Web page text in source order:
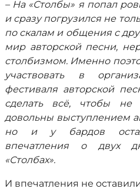
– На «Столбы» я попал
и сразу погрузился не
по скалам и общения с
мир авторской песни,
столбизмом. Именно
участвовать в
фестиваля авторской
сделать всё, чтобы не
довольны выступлением
но и у бардов
впечатления о двух
«Столбах».
И впечатления не